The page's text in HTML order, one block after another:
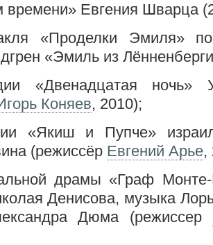
времени» Евгения Шварца
«Проделки Эмиля»
«Эмиль из
«Двенадцатая ночь»
Коняев, 2010);
«Якиш и Пупче»
(режиссёр Евгений Арье,
драмы «Граф
Денисова, музыка
Дюма (режиссер